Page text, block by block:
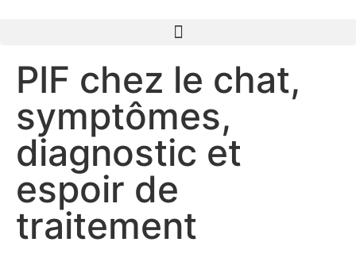
PIF chez le chat,
symptômes,
diagnostic et
espoir de
traitement